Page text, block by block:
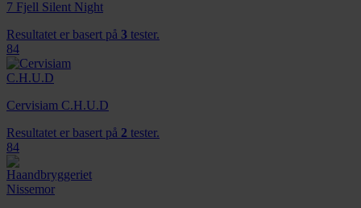
7 Fjell Silent Night
Resultatet er basert på 3 tester.
84
Cervisiam C.H.U.D
Resultatet er basert på 2 tester.
84